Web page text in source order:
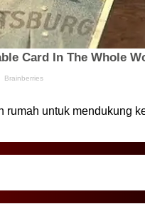
untuk mendukung